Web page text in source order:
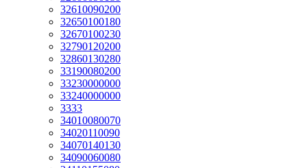
32610090200
32650100180
32670100230
32790120200
32860130280
33190080200
33230000000
33240000000
3333
34010080070
34020110090
34070140130
34090060080